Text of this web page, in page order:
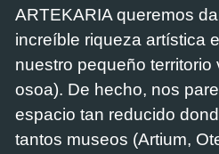
ARTEKARIA queremos
increíble riqueza artística
nuestro pequeño territorio
osoa). De hecho, nos
espacio tan reducido
tantos museos (Artium,